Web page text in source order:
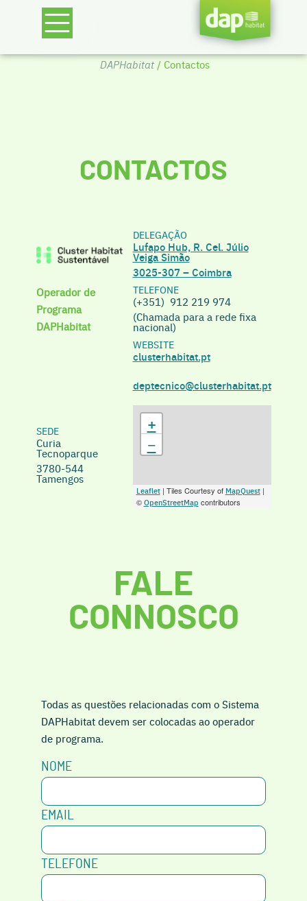
DAPHabitat/ Contactos
CONTACTOS
Operador de
Programa
DAPHabitat
DELEGAÇÃO
Lufapo Hub, R. Cel. Júlio
Veiga Simão
3025-307 – Coimbra
TELEFONE
(+351) 912 219 974
(Chamada para a rede fixa
nacional)
WEBSITE
clusterhabitat.pt
deptecnico@clusterhabitat.pt
SEDE
Curia
Tecnoparque
3780-544
Tamengos
+
−
Leaflet| Tiles Courtesy of MapQuest|
© OpenStreetMap contributors
FALE
CONNOSCO
Todas as questões relacionadas com o Sistema
DAPHabitat devem ser colocadas ao operador
de programa.
NOME
EMAIL
TELEFONE